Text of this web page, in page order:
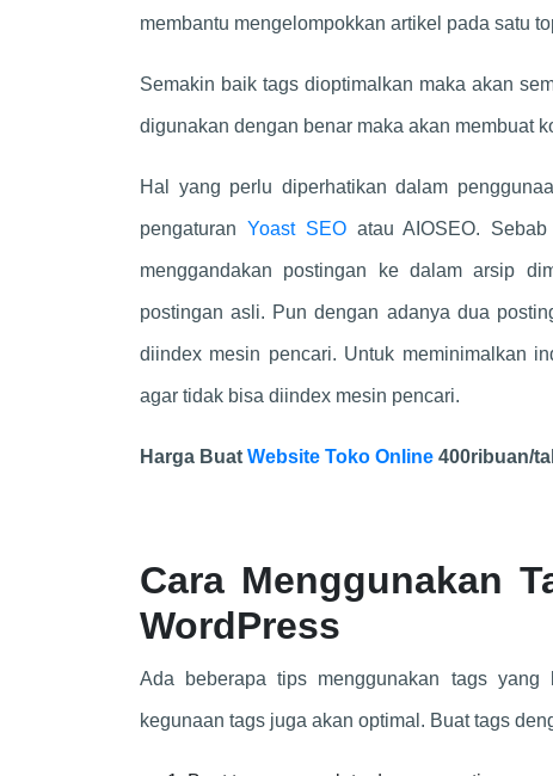
membantu mengelompokkan artikel pada satu
Semakin baik tags dioptimalkan maka akan
digunakan dengan benar maka akan membuat
Hal yang perlu diperhatikan dalam
pengaturan Yoast SEOatau AIOSEO. Sebab
menggandakan postingan ke dalam arsip
postingan asli. Pun dengan adanya dua
diindex mesin pencari. Untuk meminimalkan
agar tidak bisa diindex mesin pencari.
Harga Buat Website Toko Online 400ribuan/
Cara Menggunakan
WordPress
Ada beberapa tips menggunakan tags
kegunaan tags juga akan optimal. Buat tags